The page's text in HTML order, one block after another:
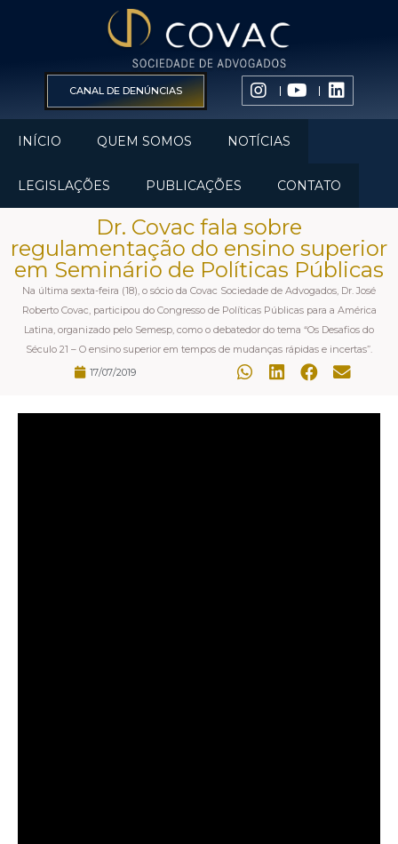
CANAL DE DENÚNCIAS
INÍCIO QUEM SOMOS NOTÍCIAS
LEGISLAÇÕES PUBLICAÇÕES CONTATO
Dr. Covac fala sobre
regulamentação do ensino superior
em Seminário de Políticas Públicas
Na última sexta-feira (18), o sócio da Covac Sociedade de Advogados, Dr. José
Roberto Covac, participou do Congresso de Políticas Públicas para a América
Latina, organizado pelo Semesp, como o debatedor do tema “Os Desafios do
Século 21 – O ensino superior em tempos de mudanças rápidas e incertas”.
17/07/2019